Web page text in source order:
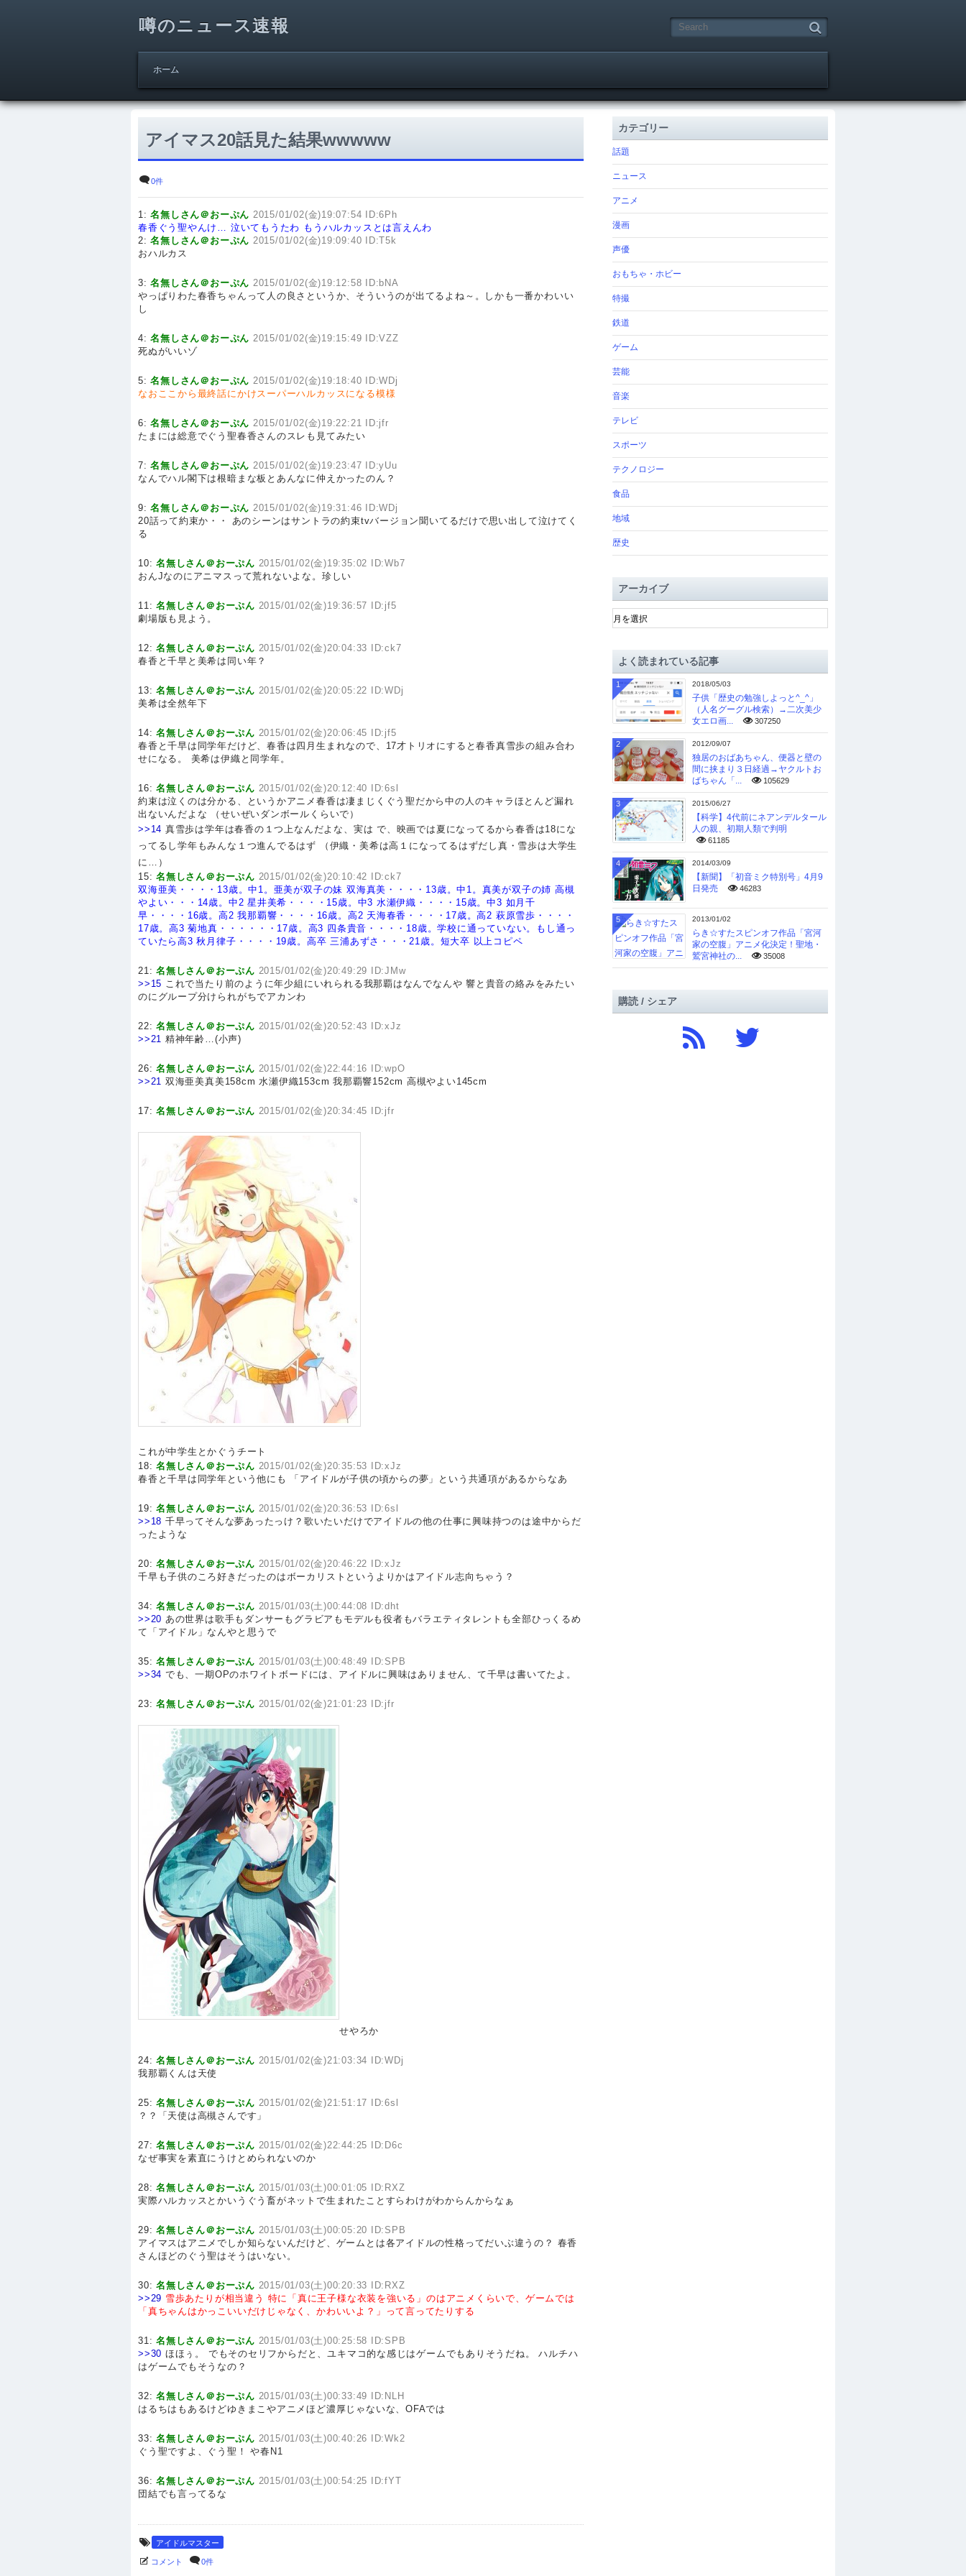
噂のニュース速報
ホーム
アイマス20話見た結果wwwww
0件
1:名無しさん＠おーぷん 2015/01/02(金)19:07:54 ID:6Ph
春香ぐう聖やんけ… 泣いてもうたわ もうハルカッスとは言えんわ
2:名無しさん＠おーぷん 2015/01/02(金)19:09:40 ID:T5k
おハルカス
3:名無しさん＠おーぷん 2015/01/02(金)19:12:58 ID:bNA
やっぱりわた春香ちゃんって人の良さというか、そういうのが出てるよね～。しかも一番かわいい
し
4:名無しさん＠おーぷん 2015/01/02(金)19:15:49 ID:VZZ
死ぬがいいゾ
5:名無しさん＠おーぷん 2015/01/02(金)19:18:40 ID:WDj
なおここから最終話にかけスーパーハルカッスになる模様
6:名無しさん＠おーぷん 2015/01/02(金)19:22:21 ID:jfr
たまには総意でぐう聖春香さんのスレも見てみたい
7:名無しさん＠おーぷん 2015/01/02(金)19:23:47 ID:yUu
なんでハル閣下は根暗まな板とあんなに仲えかったのん？
9:名無しさん＠おーぷん 2015/01/02(金)19:31:46 ID:WDj
20話って約束か・・ あのシーンはサントラの約束tvバージョン聞いてるだけで思い出して泣けてく
る
10:名無しさん＠おーぷん 2015/01/02(金)19:35:02 ID:Wb7
おんJなのにアニマスって荒れないよな。珍しい
11:名無しさん＠おーぷん 2015/01/02(金)19:36:57 ID:jf5
劇場版も見よう。
12:名無しさん＠おーぷん 2015/01/02(金)20:04:33 ID:ck7
春香と千早と美希は同い年？
13:名無しさん＠おーぷん 2015/01/02(金)20:05:22 ID:WDj
美希は全然年下
14:名無しさん＠おーぷん 2015/01/02(金)20:06:45 ID:jf5
春香と千早は同学年だけど、春香は四月生まれなので、17才トリオにすると春香真雪歩の組み合わ
せになる。 美希は伊織と同学年。
16:名無しさん＠おーぷん 2015/01/02(金)20:12:40 ID:6sl
約束は泣くのは分かる、というかアニメ春香は凄まじくぐう聖だから中の人のキャラほとんど漏れ
出ないんだよな （せいぜいダンボールくらいで）
>>14 真雪歩は学年は春香の１つ上なんだよな、実は で、映画では夏になってるから春香は18にな
ってるし学年もみんな１つ進んでるはず （伊織・美希は高１になってるはずだし真・雪歩は大学生
に…）
15:名無しさん＠おーぷん 2015/01/02(金)20:10:42 ID:ck7
双海亜美・・・・13歳。中1。亜美が双子の妹 双海真美・・・・13歳。中1。真美が双子の姉 高槻
やよい・・・14歳。中2 星井美希・・・・15歳。中3 水瀬伊織・・・・15歳。中3 如月千
早・・・・16歳。高2 我那覇響・・・・16歳。高2 天海春香・・・・17歳。高2 萩原雪歩・・・・
17歳。高3 菊地真・・・・・・17歳。高3 四条貴音・・・・18歳。学校に通っていない。もし通っ
ていたら高3 秋月律子・・・・19歳。高卒 三浦あずさ・・・21歳。短大卒 以上コピペ
21:名無しさん＠おーぷん 2015/01/02(金)20:49:29 ID:JMw
>>15 これで当たり前のように年少組にいれられる我那覇はなんでなんや 響と貴音の絡みをみたい
のにグループ分けられがちでアカンわ
22:名無しさん＠おーぷん 2015/01/02(金)20:52:43 ID:xJz
>>21 精神年齢…(小声)
26:名無しさん＠おーぷん 2015/01/02(金)22:44:16 ID:wpO
>>21 双海亜美真美158cm 水瀬伊織153cm 我那覇響152cm 高槻やよい145cm
17:名無しさん＠おーぷん 2015/01/02(金)20:34:45 ID:jfr
これが中学生とかぐうチート
18:名無しさん＠おーぷん 2015/01/02(金)20:35:53 ID:xJz
春香と千早は同学年という他にも 「アイドルが子供の頃からの夢」という共通項があるからなあ
19:名無しさん＠おーぷん 2015/01/02(金)20:36:53 ID:6sl
>>18 千早ってそんな夢あったっけ？歌いたいだけでアイドルの他の仕事に興味持つのは途中からだ
ったような
20:名無しさん＠おーぷん 2015/01/02(金)20:46:22 ID:xJz
千早も子供のころ好きだったのはボーカリストというよりかはアイドル志向ちゃう？
34:名無しさん＠おーぷん 2015/01/03(土)00:44:08 ID:dht
>>20 あの世界は歌手もダンサーもグラビアもモデルも役者もバラエティタレントも全部ひっくるめ
て「アイドル」なんやと思うで
35:名無しさん＠おーぷん 2015/01/03(土)00:48:49 ID:SPB
>>34 でも、一期OPのホワイトボードには、アイドルに興味はありません、て千早は書いてたよ。
23:名無しさん＠おーぷん 2015/01/02(金)21:01:23 ID:jfr
せやろか
24:名無しさん＠おーぷん 2015/01/02(金)21:03:34 ID:WDj
我那覇くんは天使
25:名無しさん＠おーぷん 2015/01/02(金)21:51:17 ID:6sl
？？「天使は高槻さんです」
27:名無しさん＠おーぷん 2015/01/02(金)22:44:25 ID:D6c
なぜ事実を素直にうけとめられないのか
28:名無しさん＠おーぷん 2015/01/03(土)00:01:05 ID:RXZ
実際ハルカッスとかいうぐう畜がネットで生まれたことすらわけがわからんからなぁ
29:名無しさん＠おーぷん 2015/01/03(土)00:05:20 ID:SPB
アイマスはアニメでしか知らないんだけど、ゲームとは各アイドルの性格ってだいぶ違うの？ 春香
さんほどのぐう聖はそうはいない。
30:名無しさん＠おーぷん 2015/01/03(土)00:20:33 ID:RXZ
>>29 雪歩あたりが相当違う 特に「真に王子様な衣装を強いる」のはアニメくらいで、ゲームでは
「真ちゃんはかっこいいだけじゃなく、かわいいよ？」って言ってたりする
31:名無しさん＠おーぷん 2015/01/03(土)00:25:58 ID:SPB
>>30 ほほぅ。 でもそのセリフからだと、ユキマコ的な感じはゲームでもありそうだね。 ハルチハ
はゲームでもそうなの？
32:名無しさん＠おーぷん 2015/01/03(土)00:33:49 ID:NLH
はるちはもあるけどゆきまこやアニメほど濃厚じゃないな、OFAでは
33:名無しさん＠おーぷん 2015/01/03(土)00:40:26 ID:Wk2
ぐう聖ですよ、ぐう聖！ や春N1
36:名無しさん＠おーぷん 2015/01/03(土)00:54:25 ID:fYT
団結でも言ってるな
アイドルマスター
コメント 0件
カテゴリー
話題
ニュース
アニメ
漫画
声優
おもちゃ・ホビー
特撮
鉄道
ゲーム
芸能
音楽
テレビ
スポーツ
テクノロジー
食品
地域
歴史
アーカイブ
ア
ー
ブよく読まれている記事
2018/05/03
子供「歴史の勉強しよっと^_^」
（人名グーグル検索）→二次美少
女エロ画...
307250
1
2012/09/07
独居のおばあちゃん、便器と壁の
間に挟まり３日経過→ヤクルトお
ばちゃん「...
105629
2
2015/06/27
【科学】4代前にネアンデルタール
人の親、初期人類で判明
61185
3
2014/03/09
【新聞】「初音ミク特別号」4月9
日発売
46283
4
2013/01/02
らき☆すたスピンオフ作品「宮河
家の空腹」アニメ化決定！聖地・
鷲宮神社の...
35008
5
購読 / シェア